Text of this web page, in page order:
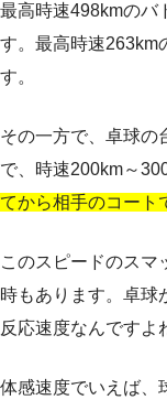
最高時速498kmのバ
す。最高時速263km
す。
その一方で、卓球の
で、時速200km～
てから相手のコート
このスピードのスマ
時もあります。卓球
反応速度なんですよ
体感速度でいえば、